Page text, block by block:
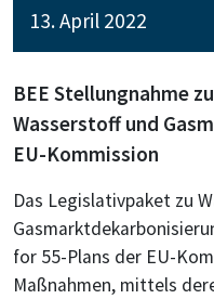
13. April 2022
BEE Stellungnahme
Wasserstoff und
EU-Kommission
Das Legislativpaket zu
for 55-Plans der EU-
Maßnahmen, mittels